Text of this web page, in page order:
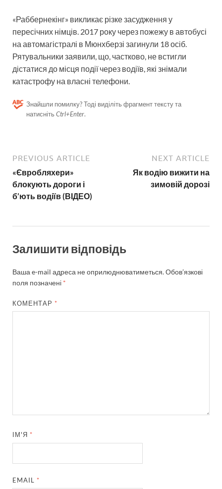
«Раббернекінг» викликає різке засудження у
пересічних німців. 2017 року через пожежу в автобусі
на автомагістралі в Мюнхберзі загинули 18 осіб.
Рятувальники заявили, що, частково, не встигли
дістатися до місця події через водіїв, які знімали
катастрофу на власні телефони.
Знайшли помилку? Тоді виділіть фрагмент тексту та
натисніть Ctrl+Enter.
PREVIOUS ARTICLE
«Євробляхери»
блокують дороги і
б’ють водіїв (ВІДЕО)
NEXT ARTICLE
Як водію вижити на
зимовій дорозі
Залишити відповідь
Ваша e-mail адреса не оприлюднюватиметься.Обов’язкові
поля позначені *
КОМЕНТАР *
ІМ'Я *
EMAIL *